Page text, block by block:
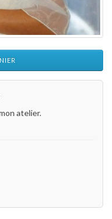
atelier.